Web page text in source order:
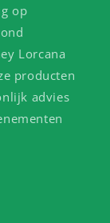
op
Lorcana
producten
advies